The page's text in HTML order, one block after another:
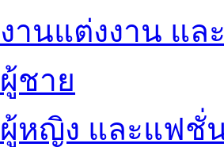
งานแต่งงาน แล
ผู้ชาย
ผู้หญิง และแฟชั่